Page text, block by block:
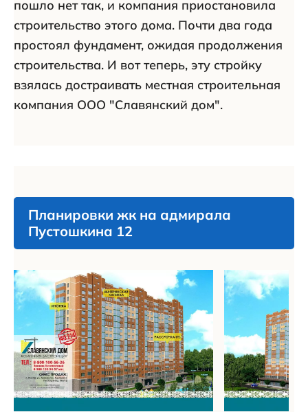
пошло нет так, и компания приостановила
строительство этого дома. Почти два года
простоял фундамент, ожидая продолжения
строительства. И вот теперь, эту стройку
взялась достраивать местная строительная
компания ООО "Славянский дом".
Планировки жк на адмирала
Пустошкина 12